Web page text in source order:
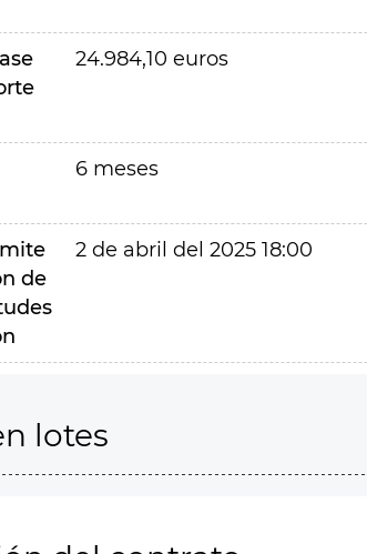
24.984,10 euros
6 meses
de
2 de abril del 2025 18:00
lotes